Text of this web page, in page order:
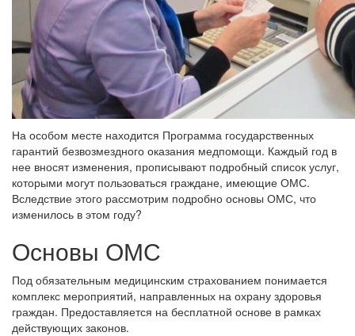
На особом месте находится Программа государственных
гарантий безвозмездного оказания медпомощи. Каждый год в
нее вносят изменения, прописывают подробный список услуг,
которыми могут пользоваться граждане, имеющие ОМС.
Вследствие этого рассмотрим подробно основы ОМС, что
изменилось в этом году?
Основы ОМС
Под обязательным медицинским страхованием понимается
комплекс мероприятий, направленных на охрану здоровья
граждан. Предоставляется на бесплатной основе в рамках
действующих законов.